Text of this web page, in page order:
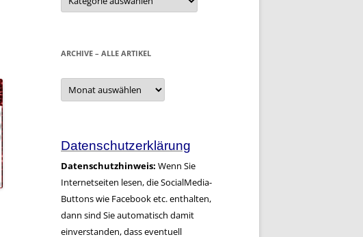
ARCHIVE – ALLE ARTIKEL
Archive
alle
Datenschutzerklärung
Datenschutzhinweis: Wenn Sie
Internetseiten lesen, die SocialMedia-
Buttons wie Facebook etc. enthalten,
dann sind Sie automatisch damit
einverstanden, dass eventuell